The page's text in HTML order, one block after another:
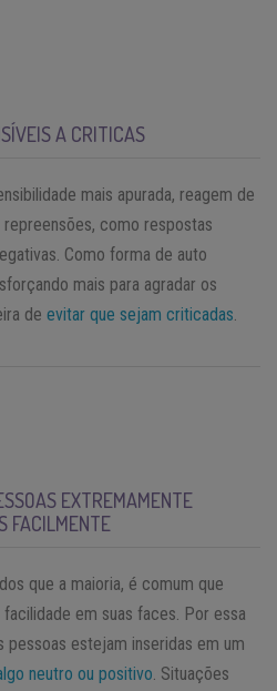
A CRITICAS
mais apurada, reagem de
como respostas
Como forma de auto
mais para agradar os
de evitar que sejam criticadas
EXTREMAMENTE
FACILMENTE
que a maioria, é comum que
em suas faces. Por essa
pessoas estejam inseridas em um
neutro ou positivo . Situações